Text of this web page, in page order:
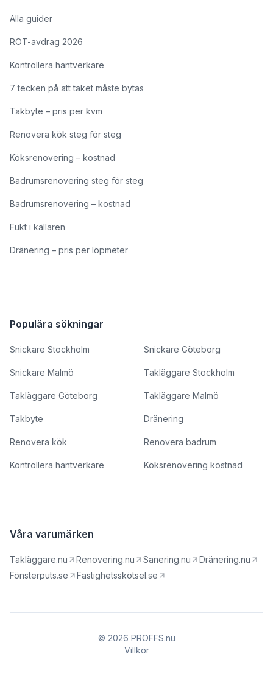
Alla guider
ROT-avdrag 2026
Kontrollera hantverkare
7 tecken på att taket måste bytas
Takbyte – pris per kvm
Renovera kök steg för steg
Köksrenovering – kostnad
Badrumsrenovering steg för steg
Badrumsrenovering – kostnad
Fukt i källaren
Dränering – pris per löpmeter
Populära sökningar
Snickare Stockholm Snickare Göteborg
Snickare Malmö Takläggare Stockholm
Takläggare Göteborg Takläggare Malmö
Takbyte Dränering
Renovera kök Renovera badrum
Kontrollera hantverkare Köksrenovering kostnad
Våra varumärken
Takläggare.nu Renovering.nu Sanering.nu
Dränering.nu
Fönsterputs.se
Fastighetsskötsel.se
© 2026 PROFFS.nu
Villkor